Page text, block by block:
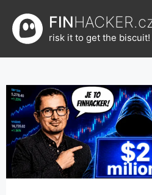
obsah
FIN
risk it to get the biscuit!